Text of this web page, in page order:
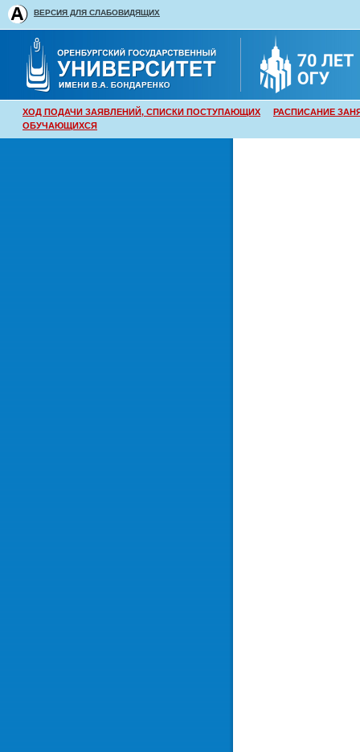
ВЕРСИЯ ДЛЯ СЛАБОВИДЯЩИХ
ХОД ПОДАЧИ ЗАЯВЛЕНИЙ, СПИСКИ ПОСТУПАЮЩИХ
РАСПИСАНИЕ
ОБУЧАЮЩИХСЯ